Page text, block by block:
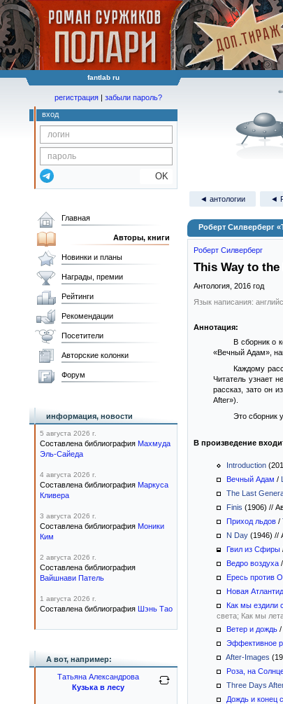
fantlab ru
регистрация | забыли пароль?
вход
OK
◄ антологии ◄
Роберт Силверберг
Роберт Силверберг
This Way to
Антология, 2016 год
Язык написания:
Аннотация:
В сборник о
«Вечный Адам»,
Каждому
Читатель узнает
рассказ, зато он
After»).
Это сборник
В произведение
Introduction
Вечный Адам /
The Last
Finis (1906) //
Приход льдов /
N Day (1946) //
Гвил из Сфиры
Ведро воздуха /
Ересь против
Новая
Как мы ездили
света; Как мы
Ветер и дождь /
Эффективное
After-Images
Роза, на
Three Days
Дождь и конец
Главная
Авторы, книги
Новинки и планы
Награды, премии
Рейтинги
Рекомендации
Посетители
Авторские колонки
Форум
информация, новости
5 августа 2026 г.
Составлена библиография Махмуда
Эль-Сайеда
4 августа 2026 г.
Составлена библиография Маркуса
Кливера
3 августа 2026 г.
Составлена библиография Моники
Ким
2 августа 2026 г.
Составлена библиография
Вайшнави Патель
1 августа 2026 г.
Составлена библиография Шэнь Тао
А вот, например:
Татьяна Александрова
Кузька в лесу